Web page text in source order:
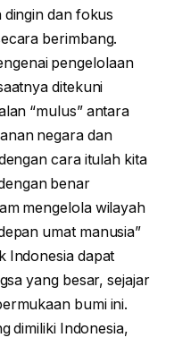
dingin dan fokus
berimbang.
pengelolaan
ditekuni
“mulus” antara
negara dan
cara itulah kita
benar
mengelola wilayah
umat manusia”
Indonesia dapat
yang besar, sejajar
bumi ini.
dimiliki Indonesia,